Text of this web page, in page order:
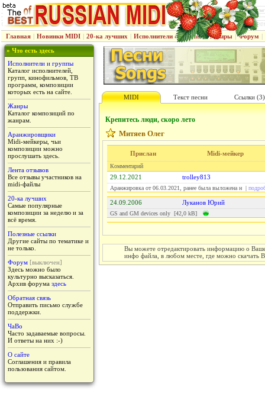
Главная | Новинки MIDI | 20-ка лучших | Исполнители & группы | Жанры | Форум |
» Что есть здесь
Исполнители и группы
Каталог исполнителей,
групп, кинофильмов, ТВ
программ, композиции
которых есть на сайте.
Жанры
Каталог композиций по
жанрам.
Аранжировщики
Midi-мейкеры, чьи
композиции можно
прослушать здесь.
Лента отзывов
Все отзывы участников на
midi-файлы
20-ка лучших
Самые популярные
композиции за неделю и за
всё время.
Полезные ссылки
Другие сайты по тематике и
не только.
Форум [выключен]
Здесь можно было
культурно высказаться.
Архив форума здесь
Обратная связь
Отправить письмо службе
поддержки.
ЧаВо
Часто задаваемые вопросы.
И ответы на них :-)
О сайте
Соглашения и правила
пользования сайтом.
MIDI Текст песни Ссылки (3)
Крепитесь люди, скоро лето
Митяев Олег
Прислан Midi-мейкер
Комментарий
29.12.2021 trolley813
Аранжировка от 06.03.2021, ранее была выложена н |
24.09.2006 Луканов Юрий
GS and GM devices only [42,0 kB]
Вы можете отредактировать информацию о
инфо файла, в любом месте, где можно скачать